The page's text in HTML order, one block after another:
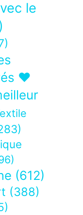
le
❤
(612)
(388)